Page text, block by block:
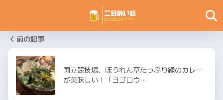
前の記事
国立競技場、ほうれん草たっぷり緑のカレー
が美味しい！「ヨゴロウ…